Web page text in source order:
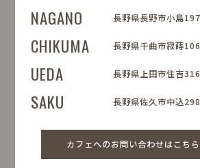
NAGANO 長野県長野市小島197
CHIKUMA 長野県千曲市寂蒔
UEDA 長野県上田市住吉
SAKU 長野県佐久市中込
カフェへのお問い合わせはこちら